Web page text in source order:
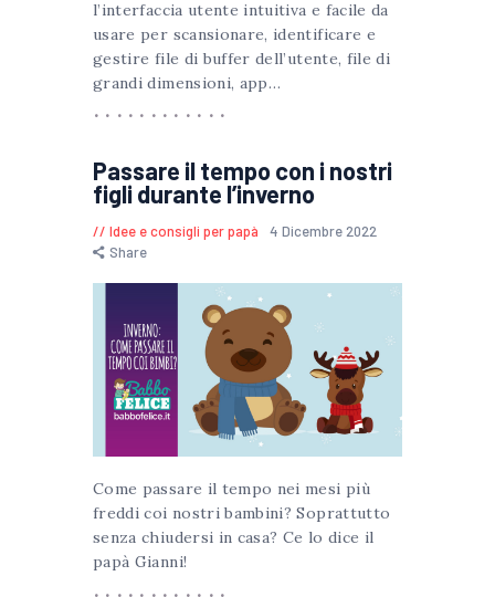
l’interfaccia utente intuitiva e facile da
usare per scansionare, identificare e
gestire file di buffer dell’utente, file di
grandi dimensioni, app…
Passare il tempo con i nostri
figli durante l’inverno
Idee e consigli per papà
4 Dicembre 2022
Share
Come passare il tempo nei mesi più
freddi coi nostri bambini? Soprattutto
senza chiudersi in casa? Ce lo dice il
papà Gianni!